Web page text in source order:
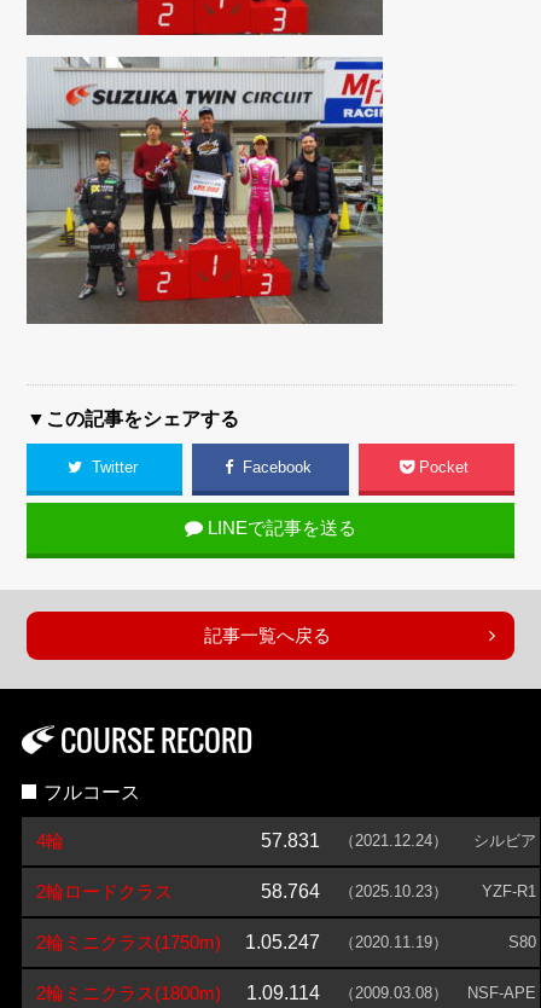
▼この記事をシェアする
Twitter Facebook Pocket
LINEで記事を送る
記事一覧へ戻る
COURSE RECORD
フルコース
4輪 57.831 （2021.12.24） シルビア
2輪ロードクラス 58.764 （2025.10.23） YZF-R1
2輪ミニクラス(1750m) 1.05.247 （2020.11.19） S80
2輪ミニクラス(1800m) 1.09.114 （2009.03.08） NSF-APE